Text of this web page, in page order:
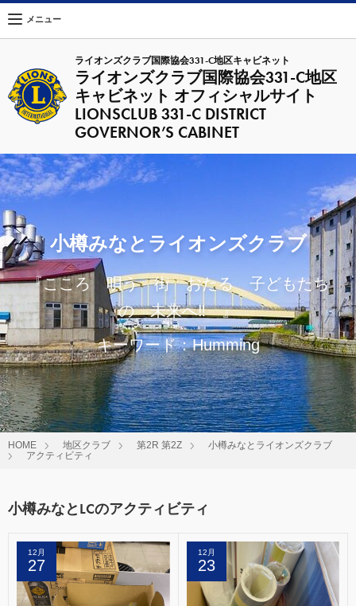
ライオンズクラブ国際協会331-C地区キャビネット
ライオンズクラブ国際協会331-C地区
キャビネット オフィシャルサイト
LIONSCLUB 331-C DISTRICT
GOVERNOR’S CABINET
メニュー
小樽みなとライオンズクラブ
『こころ 唄う 街 おたる 子どもたち
の 未来へ‼ 』
キーワード：Humming
HOME 地区クラブ 第2R 第2Z
小樽みなとライオンズクラブ
アクティビティ
小樽みなとLCのアクティビティ
12月
27
12月
23